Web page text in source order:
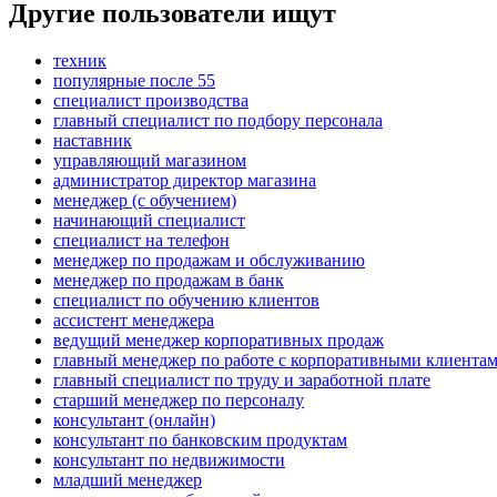
Другие пользователи ищут
техник
популярные после 55
специалист производства
главный специалист по подбору персонала
наставник
управляющий магазином
администратор директор магазина
менеджер (с обучением)
начинающий специалист
специалист на телефон
менеджер по продажам и обслуживанию
менеджер по продажам в банк
специалист по обучению клиентов
ассистент менеджера
ведущий менеджер корпоративных продаж
главный менеджер по работе с корпоративными
главный специалист по труду и заработной плате
старший менеджер по персоналу
консультант (онлайн)
консультант по банковским продуктам
консультант по недвижимости
младший менеджер